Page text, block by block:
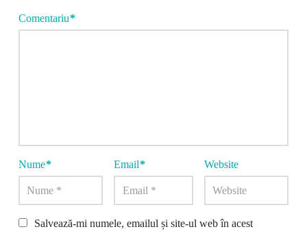
Comentariu*
Nume* Email* Website
Salvează-mi numele, emailul și site-ul web în acest